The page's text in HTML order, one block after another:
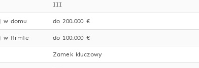
III
w domu do 200.000 €
w firmie do 100.000 €
Zamek kluczowy